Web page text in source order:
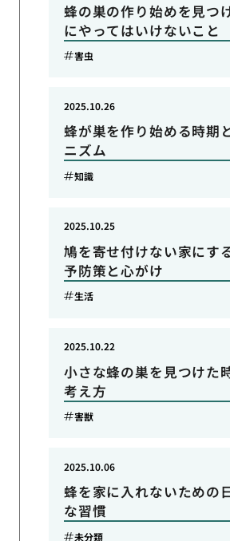
蜂の巣の作り始めを見つ
にやってはいけないこと
害虫
蜂が巣を作り始める時期
ニズム
2025.10.26
知識
鳩を寄せ付けない家にす
予防策と心がけ
2025.10.25
生活
小さな蜂の巣を見つけた
考え方
2025.10.22
害獣
蜂を家に入れないための
な習慣
2025.10.06
未分類